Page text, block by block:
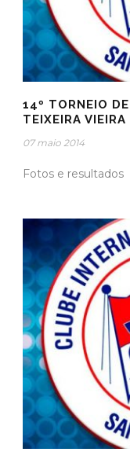
14º TORNEIO
TEIXEIRA VIEIRA
07 maio 2014
Fotos e resultados